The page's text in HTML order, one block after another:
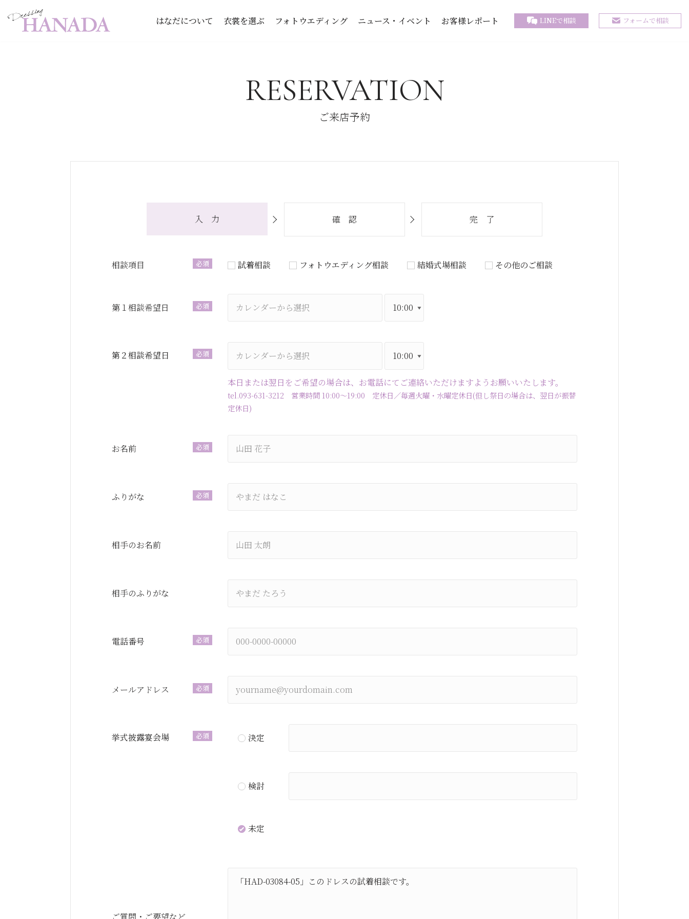
はなだについて 衣裳を選ぶ フォトウエディング ニュース・イベント お客様レポート LINEで相談 フォームで相談
RESERVATION
ご来店予約
入 力 確 認 完 了
相談項目 必須 試着相談 フォトウエディング相談 結婚式場相談 その他のご相談
第１相談希望日 必須
第２相談希望日 必須
本日または翌日をご希望の場合は、お電話にてご連絡いただけますようお願いいたします。
tel.093-631-3212 営業時間 10:00～19:00 定休日／毎週火曜・水曜定休日(但し祭日の場合は、翌日が振替
定休日)
お名前 必須
ふりがな 必須
相手のお名前
相手のふりがな
電話番号 必須
メールアドレス 必須
挙式披露宴会場 必須 決定
検討
未定